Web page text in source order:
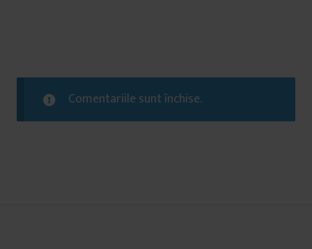
Comentariile sunt închise.